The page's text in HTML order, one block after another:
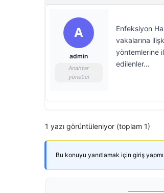
A
admin
Anahtar
yönetici
Enfeksiyon
vakalarına
yöntemlerine
edilenler…
1 yazı görüntüleniyor (toplam 1)
Bu konuyu yanıtlamak için giriş